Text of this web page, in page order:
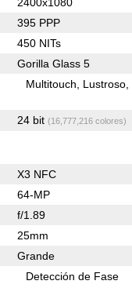
395 PPP
450 NITs
Gorilla Glass 5
Multitouch Lustroso
24 bit (16,777,216 colores)
X3 NFC
64-MP
f/1.89
25mm
Grande
Detección de Fase